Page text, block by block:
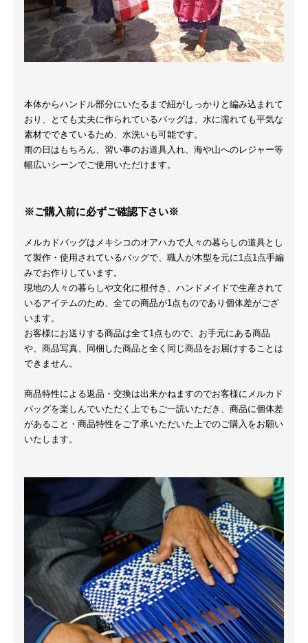
本体からハンドル部分にいたるまで紐がしっかりと編み込まれて
おり、とても丈夫に作られているバッグは、水に濡れても平気な
素材でできているため、水洗いも可能です。
雨の日はもちろん、習い事のお道具入れ、海や山へのレジャー等
幅広いシーンでご使用いただけます。
※ご購入前に必ずご確認下さい※
メルカドバッグはメキシコのオアハカで人々の暮らしの道具とし
て製作・使用されているバッグで、職人が木型を元に1点1点手編
みでお作りしています。
現地の人々の暮らしや文化に根付き、ハンドメイドで生産されて
いるアイテムのため、全ての商品が1点ものであり個体差がござ
います。
お客様にお送りする商品は全て1点もので、お手元にある商品
や、商品写真、同梱した商品と全く同じ商品をお届けすることは
できません。
商品特性による返品・交換は出来かねますのでお客様にメルカド
バッグを楽しんでいただく上でもご一読いただき、商品に個体差
があること・商品特性をご了承いただいた上でのご購入をお願い
いたします。